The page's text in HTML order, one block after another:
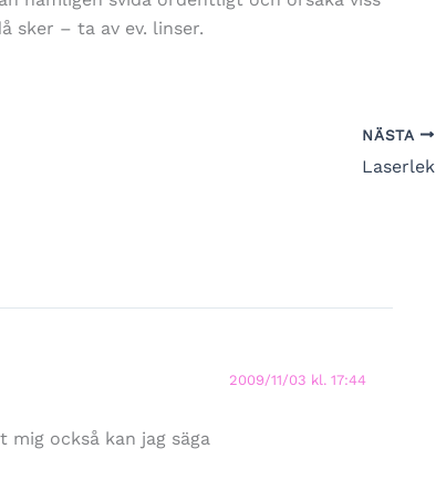
sker – ta av ev. linser.
NÄSTA
Laserlek
2009/11/03 kl. 17:44
också kan jag säga